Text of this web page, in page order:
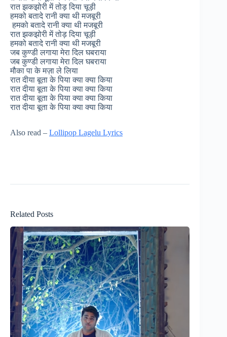
रात झकझोरी में तोड़ दिया चूड़ी
हमको बतादे रानी क्या थी मजबूरी
हमको बतादे रानी क्या थी मजबूरी
रात झकझोरी में तोड़ दिया चूड़ी
हमको बतादे रानी क्या थी मजबूरी
जब कुण्डी लगाया मेरा दिल घबराया
जब कुण्डी लगाया मेरा दिल घबराया
मौका पा के मज़ा ले लिया
रात दीया बूता के पिया क्या क्या किया
रात दीया बूता के पिया क्या क्या किया
रात दीया बूता के पिया क्या क्या किया
रात दीया बूता के पिया क्या क्या किया
Also read – Lollipop Lagelu Lyrics
Related Posts